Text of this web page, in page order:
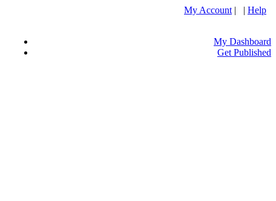
My Account | | Help
My Dashboard
Get Published